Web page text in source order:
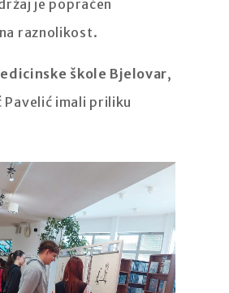
je popraćen
raznolikost.
škole Bjelovar,
Pavelić imali priliku